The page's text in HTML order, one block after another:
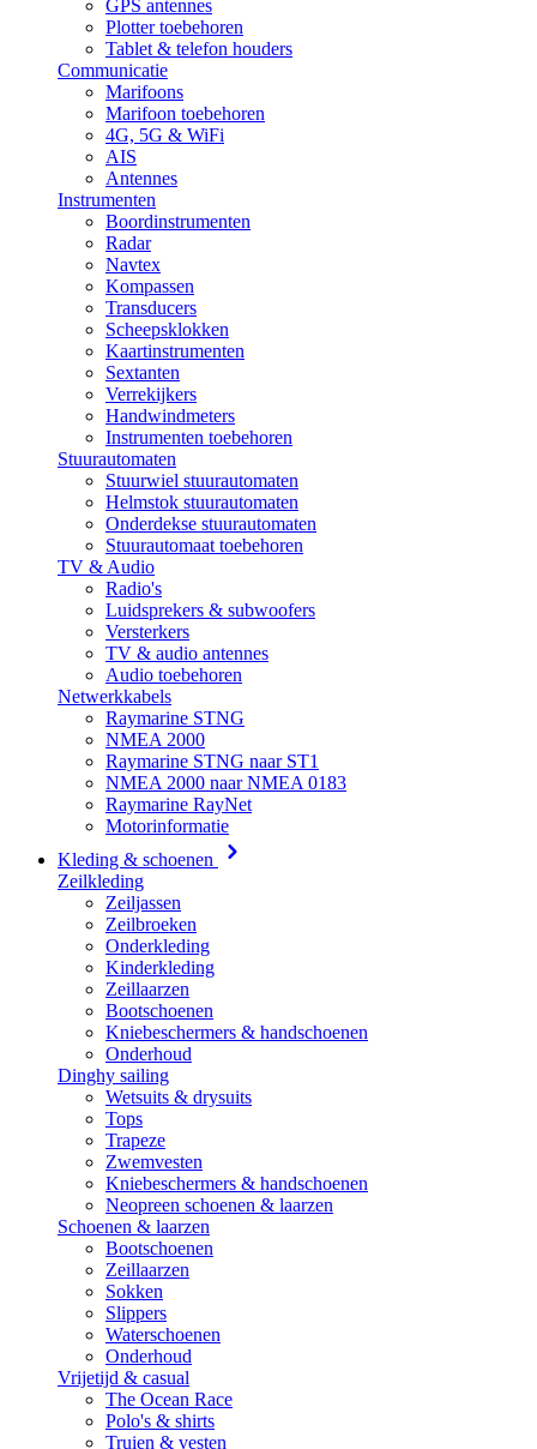
GPS antennes
Plotter toebehoren
Tablet & telefon houders
Communicatie
Marifoons
Marifoon toebehoren
4G, 5G & WiFi
AIS
Antennes
Instrumenten
Boordinstrumenten
Radar
Navtex
Kompassen
Transducers
Scheepsklokken
Kaartinstrumenten
Sextanten
Verrekijkers
Handwindmeters
Instrumenten toebehoren
Stuurautomaten
Stuurwiel stuurautomaten
Helmstok stuurautomaten
Onderdekse stuurautomaten
Stuurautomaat toebehoren
TV & Audio
Radio's
Luidsprekers & subwoofers
Versterkers
TV & audio antennes
Audio toebehoren
Netwerkkabels
Raymarine STNG
NMEA 2000
Raymarine STNG naar ST1
NMEA 2000 naar NMEA 0183
Raymarine RayNet
Motorinformatie
Kleding & schoenen
Zeilkleding
Zeiljassen
Zeilbroeken
Onderkleding
Kinderkleding
Zeillaarzen
Bootschoenen
Kniebeschermers & handschoenen
Onderhoud
Dinghy sailing
Wetsuits & drysuits
Tops
Trapeze
Zwemvesten
Kniebeschermers & handschoenen
Neopreen schoenen & laarzen
Schoenen & laarzen
Bootschoenen
Zeillaarzen
Sokken
Slippers
Waterschoenen
Onderhoud
Vrijetijd & casual
The Ocean Race
Polo's & shirts
Truien & vesten